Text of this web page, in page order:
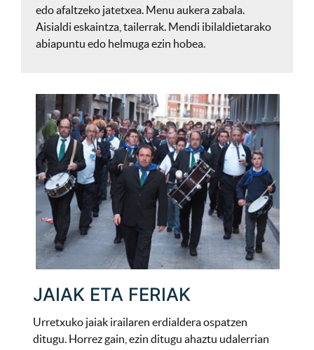
edo afaltzeko jatetxea. Menu aukera zabala.
Aisialdi eskaintza, tailerrak. Mendi ibilaldietarako
abiapuntu edo helmuga ezin hobea.
JAIAK ETA FERIAK
Urretxuko jaiak irailaren erdialdera ospatzen
ditugu. Horrez gain, ezin ditugu ahaztu udalerrian